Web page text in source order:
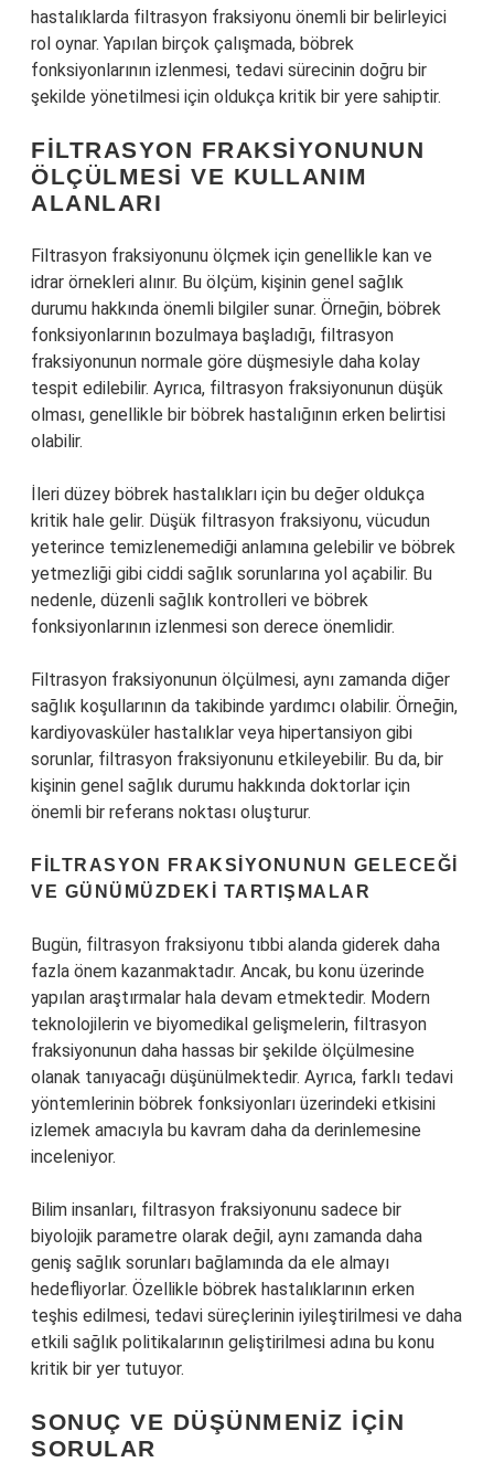
hastalıklarda filtrasyon fraksiyonu önemli bir belirleyici
rol oynar. Yapılan birçok çalışmada, böbrek
fonksiyonlarının izlenmesi, tedavi sürecinin doğru bir
şekilde yönetilmesi için oldukça kritik bir yere sahiptir.
FILTRASYON FRAKSIYONUNUN
ÖLÇÜLMESI VE KULLANIM
ALANLARI
Filtrasyon fraksiyonunu ölçmek için genellikle kan ve
idrar örnekleri alınır. Bu ölçüm, kişinin genel sağlık
durumu hakkında önemli bilgiler sunar. Örneğin, böbrek
fonksiyonlarının bozulmaya başladığı, filtrasyon
fraksiyonunun normale göre düşmesiyle daha kolay
tespit edilebilir. Ayrıca, filtrasyon fraksiyonunun düşük
olması, genellikle bir böbrek hastalığının erken belirtisi
olabilir.
İleri düzey böbrek hastalıkları için bu değer oldukça
kritik hale gelir. Düşük filtrasyon fraksiyonu, vücudun
yeterince temizlenemediği anlamına gelebilir ve böbrek
yetmezliği gibi ciddi sağlık sorunlarına yol açabilir. Bu
nedenle, düzenli sağlık kontrolleri ve böbrek
fonksiyonlarının izlenmesi son derece önemlidir.
Filtrasyon fraksiyonunun ölçülmesi, aynı zamanda diğer
sağlık koşullarının da takibinde yardımcı olabilir. Örneğin,
kardiyovasküler hastalıklar veya hipertansiyon gibi
sorunlar, filtrasyon fraksiyonunu etkileyebilir. Bu da, bir
kişinin genel sağlık durumu hakkında doktorlar için
önemli bir referans noktası oluşturur.
FILTRASYON FRAKSIYONUNUN GELECEĞI
VE GÜNÜMÜZDEKI TARTIŞMALAR
Bugün, filtrasyon fraksiyonu tıbbi alanda giderek daha
fazla önem kazanmaktadır. Ancak, bu konu üzerinde
yapılan araştırmalar hala devam etmektedir. Modern
teknolojilerin ve biyomedikal gelişmelerin, filtrasyon
fraksiyonunun daha hassas bir şekilde ölçülmesine
olanak tanıyacağı düşünülmektedir. Ayrıca, farklı tedavi
yöntemlerinin böbrek fonksiyonları üzerindeki etkisini
izlemek amacıyla bu kavram daha da derinlemesine
inceleniyor.
Bilim insanları, filtrasyon fraksiyonunu sadece bir
biyolojik parametre olarak değil, aynı zamanda daha
geniş sağlık sorunları bağlamında da ele almayı
hedefliyorlar. Özellikle böbrek hastalıklarının erken
teşhis edilmesi, tedavi süreçlerinin iyileştirilmesi ve daha
etkili sağlık politikalarının geliştirilmesi adına bu konu
kritik bir yer tutuyor.
SONUÇ VE DÜŞÜNMENIZ İÇIN
SORULAR